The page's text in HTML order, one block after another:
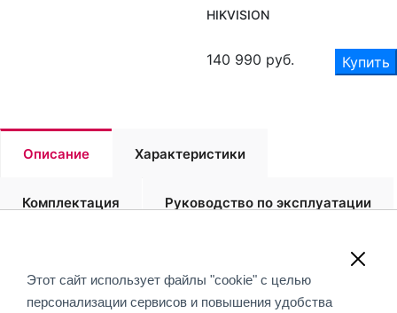
HIKVISION
140 990 руб. Купить
Описание Характеристики
Комплектация Руководство по эксплуатации
Обращаем Ваше внимание, что вся информация,
размещенная на данном интернет-сайте, носит
Этот сайт использует файлы "cookie" с целью
персонализации сервисов и повышения удобства